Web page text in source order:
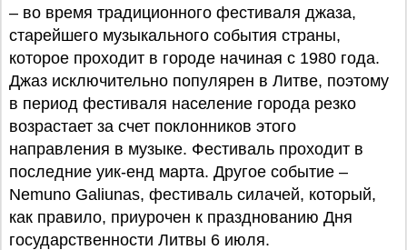
– во время традиционного фестиваля джаза,
старейшего музыкального события страны,
которое проходит в городе начиная с 1980 года.
Джаз исключительно популярен в Литве, поэтому
в период фестиваля население города резко
возрастает за счет поклонников этого
направления в музыке. Фестиваль проходит в
последние уик-енд марта. Другое событие –
Nemuno Galiunas, фестиваль силачей, который,
как правило, приурочен к празднованию Дня
государственности Литвы 6 июля.